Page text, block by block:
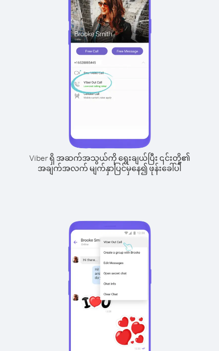
Viber ရှိ အဆက်အသွယ်ကို ရွေးချယ်ပြီး ၎င်းတို့၏
အချက်အလက် မျက်နှာပြင်မှနေ၍ ဖုန်းခေါ်ပါ